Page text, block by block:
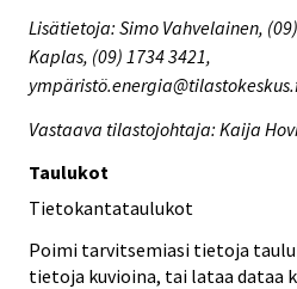
Lisätietoja: Simo Vahvelainen,
Kaplas, (09) 1734 3421,
Vastaava tilastojohtaja: Kaija
Taulukot
Tietokantataulukot
Poimi tarvitsemiasi tietoja
tietoja kuvioina, tai lataa dataa